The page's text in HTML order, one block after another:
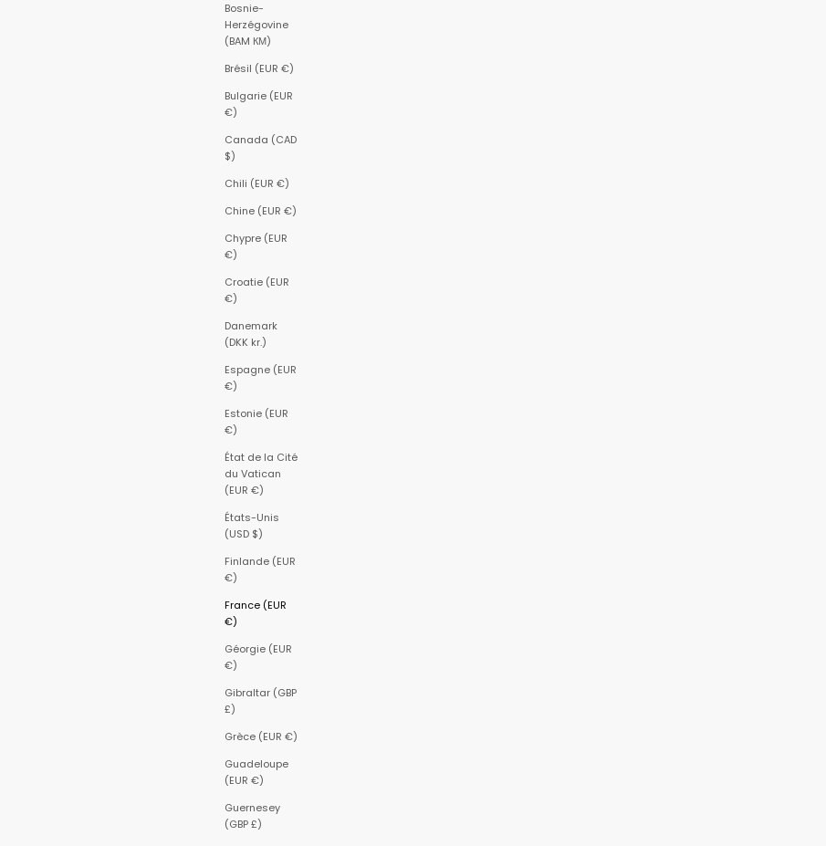
Bosnie-
Herzégovine
(BAM КМ)
Brésil (EUR €)
Bulgarie (EUR
€)
Canada (CAD
$)
Chili (EUR €)
Chine (EUR €)
Chypre (EUR
€)
Croatie (EUR
€)
Danemark
(DKK kr.)
Espagne (EUR
€)
Estonie (EUR
€)
État de la Cité
du Vatican
(EUR €)
États-Unis
(USD $)
Finlande (EUR
€)
France (EUR
€)
Géorgie (EUR
€)
Gibraltar (GBP
£)
Grèce (EUR €)
Guadeloupe
(EUR €)
Guernesey
(GBP £)